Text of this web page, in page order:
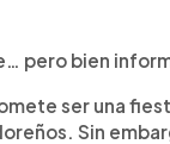
pero bien
ser una
Sin